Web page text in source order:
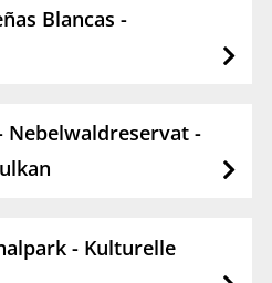
Blancas -
Nebelwaldreservat -
- Kulturelle